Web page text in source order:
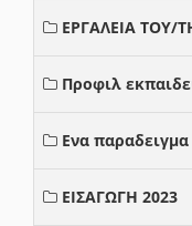
ΕΡΓΑΛΕΙΑ ΤΟΥ/
Προφιλ
Ενα
ΕΙΣΑΓΩΓΗ 2023